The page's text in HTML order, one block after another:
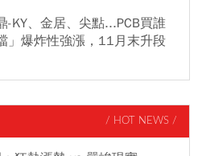
-KY、金居、尖點...PCB買誰
」爆炸性強漲，11月末升段
/ HOT NEWS /